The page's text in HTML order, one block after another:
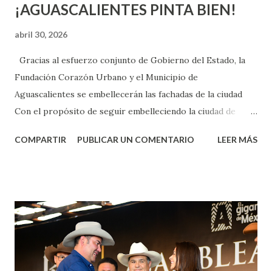
¡AGUASCALIENTES PINTA BIEN!
abril 30, 2026
Gracias al esfuerzo conjunto de Gobierno del Estado, la
Fundación Corazón Urbano y el Municipio de
Aguascalientes se embellecerán las fachadas de la ciudad
Con el propósito de seguir embelleciendo la ciudad de
municipal, Leo Montañez dio inicio al programa
Corazón Urbano y el Municipio capital. Leo Montañez
informó que en este programa se usarán cerca de 90 mil
metros cuadrados de pintura, para dar inicio en la calle
Nieto, entre Jesús F. Elizondo y la calle 22 de Octubre, con
COMPARTIR PUBLICAR UN COMENTARIO LEER MÁS